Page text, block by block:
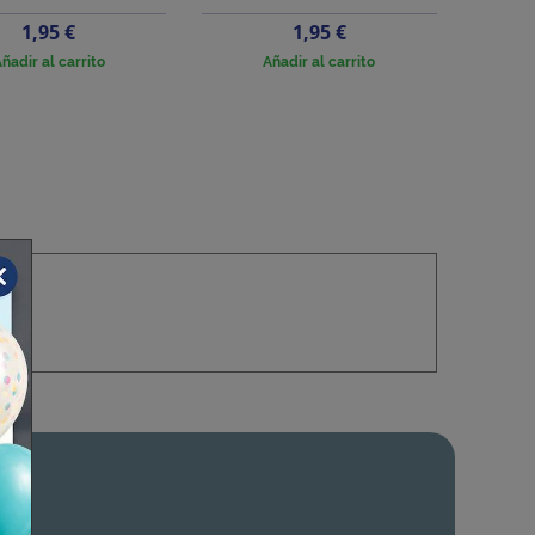
Precio
1,95 €
al carrito
Precio
1,95 €
Añadir al carrito